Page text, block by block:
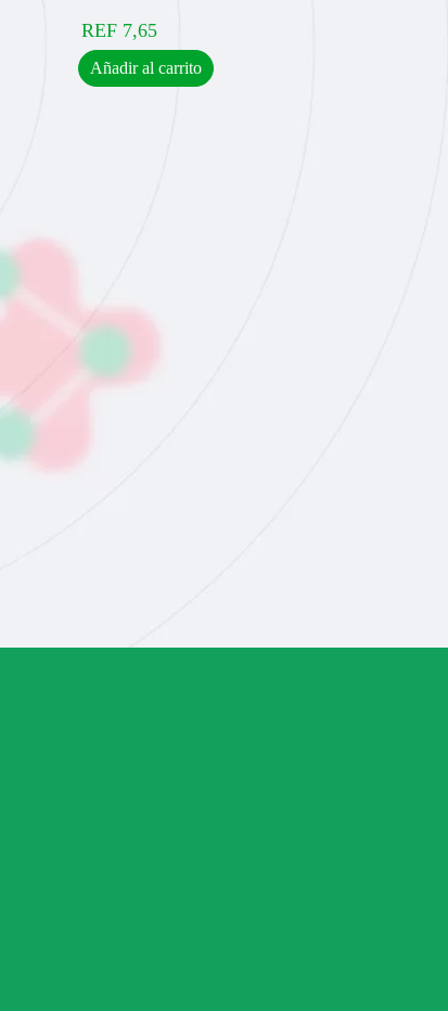
REF 7,65
Añadir al carrito